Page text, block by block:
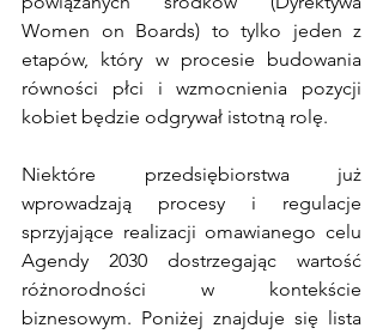
Women on Boards) to tylko jeden z
etapów, który w procesie budowania
równości płci i wzmocnienia pozycji
kobiet będzie odgrywał istotną rolę.
Niektóre przedsiębiorstwa już
wprowadzają procesy i regulacje
sprzyjające realizacji omawianego celu
Agendy 2030 dostrzegając wartość
różnorodności w kontekście
biznesowym. Poniżej znajduje się lista